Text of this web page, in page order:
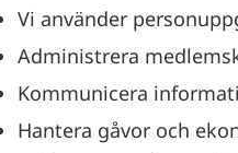
Vi använder
Administrera
Kommunicera
Hantera gåvor och